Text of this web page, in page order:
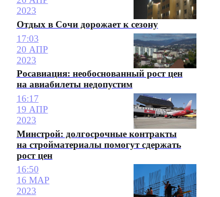
2023
Отдых в Сочи дорожает к сезону
17:03
20 АПР
2023
Росавиация: необоснованный рост цен
на авиабилеты недопустим
16:17
19 АПР
2023
Минстрой: долгосрочные контракты
на стройматериалы помогут сдержать
рост цен
16:50
16 МАР
2023